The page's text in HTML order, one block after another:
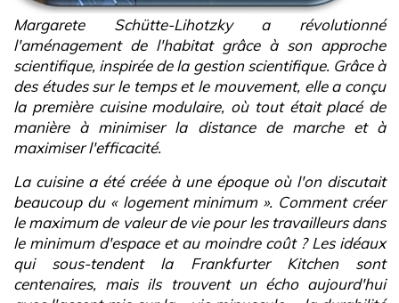
Margarete Schütte-Lihotzky a révolutionné
l'aménagement de l'habitat grâce à son approche
scientifique, inspirée de la gestion scientifique. Grâce à
des études sur le temps et le mouvement, elle a conçu
la première cuisine modulaire, où tout était placé de
manière à minimiser la distance de marche et à
maximiser l'efficacité.
La cuisine a été créée à une époque où l'on discutait
beaucoup du « logement minimum ». Comment créer
le maximum de valeur de vie pour les travailleurs dans
le minimum d'espace et au moindre coût ? Les idéaux
qui sous-tendent la Frankfurter Kitchen sont
centenaires, mais ils trouvent un écho aujourd'hui